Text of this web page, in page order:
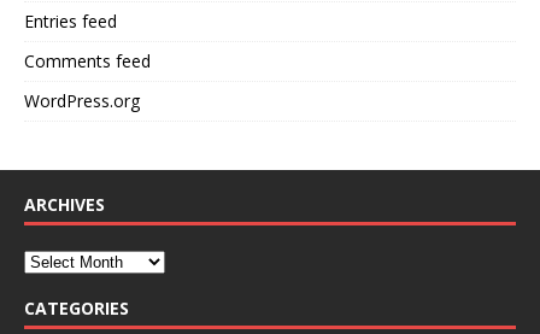
Entries feed
Comments feed
WordPress.org
ARCHIVES
CATEGORIES